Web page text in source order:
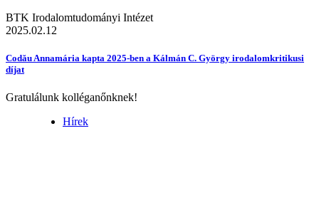
BTK Irodalomtudományi Intézet
2025.02.12
Codău Annamária kapta 2025-ben a Kálmán C. György irodalomkritikusi
díjat
Gratulálunk kolléganőnknek!
Hírek